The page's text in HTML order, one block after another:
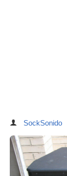
SockSonido